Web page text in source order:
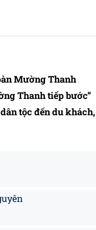
Mường Thanh
Thanh tiếp bước”
tộc đến du khách,